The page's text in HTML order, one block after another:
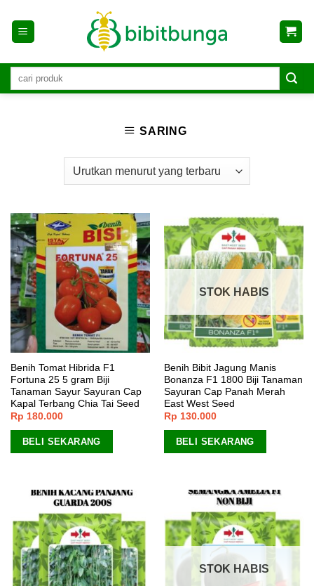
content
SARING
Benih Tomat Hibrida F1
Fortuna 25 5 gram Biji
Tanaman Sayur Sayuran Cap
Kapal Terbang Chia Tai Seed
Rp 180.000
BELI SEKARANG
STOK HABIS
Benih Bibit Jagung Manis
Bonanza F1 1800 Biji Tanaman
Sayuran Cap Panah Merah
East West Seed
Rp 130.000
BELI SEKARANG
STOK HABIS